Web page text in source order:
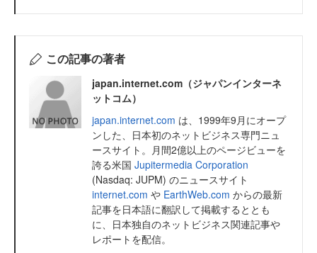
この記事の著者
japan.internet.com（ジャパンインターネ
ットコム）
japan.internet.com は、1999年9月にオープ
ンした、日本初のネットビジネス専門ニュ
ースサイト。月間2億以上のページビューを
誇る米国 Jupitermedia Corporation
(Nasdaq: JUPM) のニュースサイト
internet.com や EarthWeb.com からの最新
記事を日本語に翻訳して掲載するととも
に、日本独自のネットビジネス関連記事や
レポートを配信。